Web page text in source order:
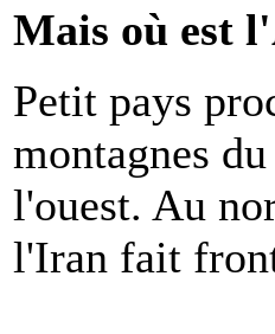
Mais où est
Petit pays
montagnes
l'ouest. Au
l'Iran fait